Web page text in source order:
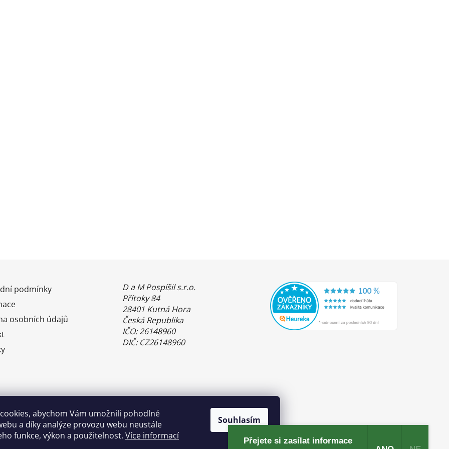
abychom Vám umožnili pohodlné
a díky analýze provozu webu neustále
funkce, výkon a použitelnost. Více informací
Souhlasím
podmínky
osobních údajů
D a M Pospíšil s.r.o.
Přítoky 84
28401 Kutná Hora
Česká Republika
IČO: 26148960
DIČ: CZ26148960
Benefity Pluxee - Sodexo
Přejete si zasílat informace